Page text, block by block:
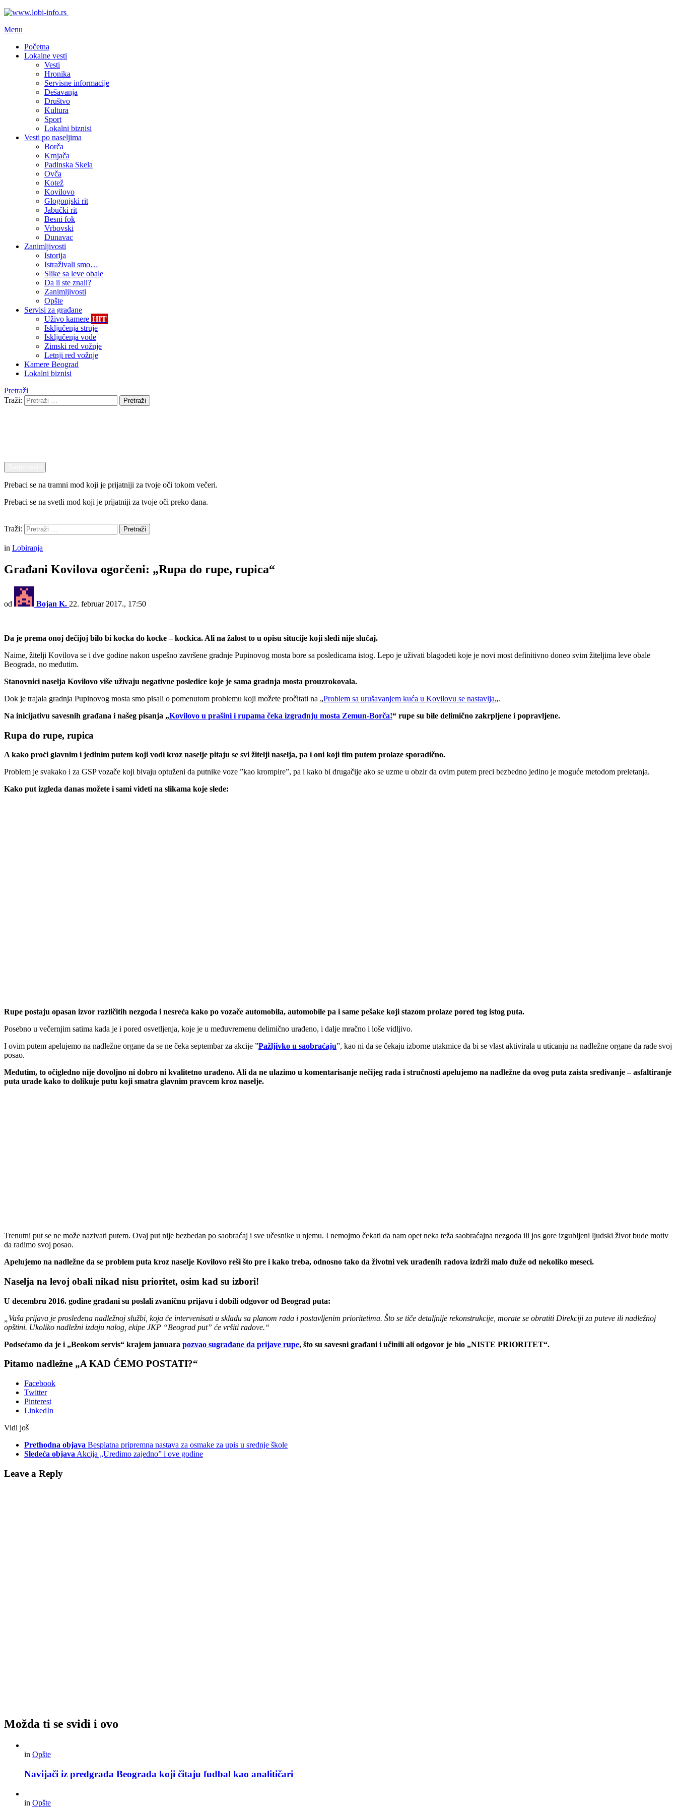
Menu
Početna
Lokalne vesti
Vesti
Hronika
Servisne informacije
Dešavanja
Društvo
Kultura
Sport
Lokalni biznisi
Vesti po naseljima
Borča
Krnjača
Padinska Skela
Ovča
Kotež
Kovilovo
Glogonjski rit
Jabučki rit
Besni fok
Vrbovski
Dunavac
Zanimljivosti
Istorija
Istraživali smo…
Slike sa leve obale
Da li ste znali?
Zanimljivosti
Opšte
Servisi za građane
Uživo kamere HIT
Isključenja struje
Isključenja vode
Zimski red vožnje
Letnji red vožnje
Kamere Beograd
Lokalni biznisi
Pretraži
Traži:
Pretraži
Prebaci se na tramni mod koji je prijatniji za tvoje oči tokom večeri.
Prebaci se na svetli mod koji je prijatniji za tvoje oči preko dana.
Traži:
Pretraži
in Lobiranja
Građani Kovilova ogorčeni: „Rupa do rupe, rupica“
od Bojan K. 22. februar 2017., 17:50
Da je prema onoj dečijoj bilo bi kocka do kocke – kockica. Ali na žalost to u opisu situcije koji sledi nije slučaj.
Naime, žitelji Kovilova se i dve godine nakon uspešno završene gradnje Pupinovog mosta bore sa posledicama istog. Lepo je uživati blagodeti koje je novi most definitivno doneo svim žiteljima leve obale
Beograda, no međutim.
Stanovnici naselja Kovilovo više uživaju negativne posledice koje je sama gradnja mosta prouzrokovala.
Dok je trajala gradnja Pupinovog mosta smo pisali o pomenutom problemu koji možete pročitati na „Problem sa urušavanjem kuća u Kovilovu se nastavlja„.
Na inicijativu savesnih građana i našeg pisanja „Kovilovo u prašini i rupama čeka izgradnju mosta Zemun-Borča!“ rupe su bile delimično zakrpljene i popravljene.
Rupa do rupe, rupica
A kako proći glavnim i jedinim putem koji vodi kroz naselje pitaju se svi žitelji naselja, pa i oni koji tim putem prolaze sporadično.
Problem je svakako i za GSP vozače koji bivaju optuženi da putnike voze ”kao krompire”, pa i kako bi drugačije ako se uzme u obzir da ovim putem preci bezbedno jedino je moguće metodom preletanja.
Kako put izgleda danas možete i sami videti na slikama koje slede:
Rupe postaju opasan izvor različitih nezgoda i nesreća kako po vozače automobila, automobile pa i same pešake koji stazom prolaze pored tog istog puta.
Posebno u večernjim satima kada je i pored osvetljenja, koje je u međuvremenu delimično urađeno, i dalje mračno i loše vidljivo.
I ovim putem apelujemo na nadležne organe da se ne čeka septembar za akcije ”Pažljivko u saobraćaju”, kao ni da se čekaju izborne utakmice da bi se vlast aktivirala u uticanju na nadležne organe da rade svoj
posao.
Međutim, to očigledno nije dovoljno ni dobro ni kvalitetno urađeno. Ali da ne ulazimo u komentarisanje nečijeg rada i stručnosti apelujemo na nadležne da ovog puta zaista sređivanje – asfaltiranje
puta urade kako to dolikuje putu koji smatra glavnim pravcem kroz naselje.
Trenutni put se ne može nazivati putem. Ovaj put nije bezbedan po saobraćaj i sve učesnike u njemu. I nemojmo čekati da nam opet neka teža saobraćajna nezgoda ili jos gore izgubljeni ljudski život bude motiv
da radimo svoj posao.
Apelujemo na nadležne da se problem puta kroz naselje Kovilovo reši što pre i kako treba, odnosno tako da životni vek urađenih radova izdrži malo duže od nekoliko meseci.
Naselja na levoj obali nikad nisu prioritet, osim kad su izbori!
U decembru 2016. godine građani su poslali zvaničnu prijavu i dobili odgovor od Beograd puta:
„Vaša prijava je prosleđena nadležnoj službi, koja će intervenisati u skladu sa planom rada i postavljenim prioritetima. Što se tiče detaljnije rekonstrukcije, morate se obratiti Direkciji za puteve ili nadležnoj
opštini. Ukoliko nadležni izdaju nalog, ekipe JKP “Beograd put” će vršiti radove.“
Podsećamo da je i „Beokom servis“ krajem januara pozvao sugrađane da prijave rupe, što su savesni građani i učinili ali odgovor je bio „NISTE PRIORITET“.
Pitamo nadležne „A KAD ĆEMO POSTATI?“
Facebook
Twitter
Pinterest
LinkedIn
Vidi još
Prethodna objava Besplatna pripremna nastava za osmake za upis u srednje škole
Sledeća objava Akcija „Uredimo zajedno” i ove godine
Leave a Reply
Možda ti se svidi i ovo
in Opšte
Navijači iz predgrađa Beograda koji čitaju fudbal kao analitičari
in Opšte